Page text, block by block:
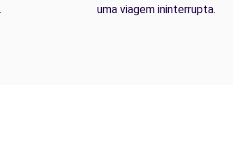
uma viagem ininterrupta.